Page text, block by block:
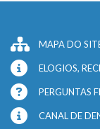
MAPA DO
ELOGIOS,
PERGUNTAS
CANAL DE